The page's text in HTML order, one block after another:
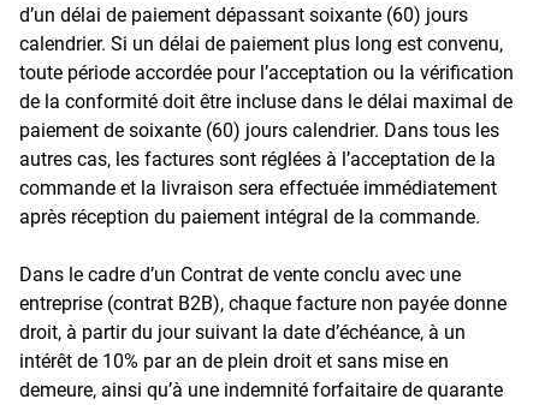
d’un délai de paiement dépassant soixante (60) jours
calendrier. Si un délai de paiement plus long est convenu,
toute période accordée pour l’acceptation ou la vérification
de la conformité doit être incluse dans le délai maximal de
paiement de soixante (60) jours calendrier. Dans tous les
autres cas, les factures sont réglées à l’acceptation de la
commande et la livraison sera effectuée immédiatement
après réception du paiement intégral de la commande.
Dans le cadre d’un Contrat de vente conclu avec une
entreprise (contrat B2B), chaque facture non payée donne
droit, à partir du jour suivant la date d’échéance, à un
intérêt de 10% par an de plein droit et sans mise en
demeure, ainsi qu’à une indemnité forfaitaire de quarante